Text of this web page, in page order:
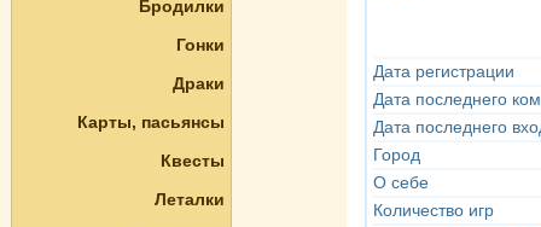
Бродилки
Гонки
Драки
Карты, пасьянсы
Квесты
Леталки
Дата регистрации
Дата последнего
Дата последнего
Город
О себе
Количество игр